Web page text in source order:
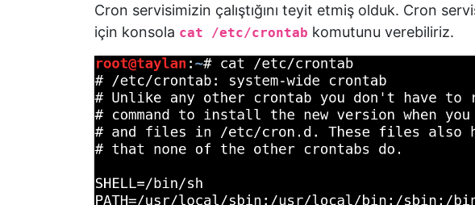
Cron servisimizin çalıştığını teyit etmiş olduk. Cron
için konsola cat /etc/crontab komutunu verebiliriz.